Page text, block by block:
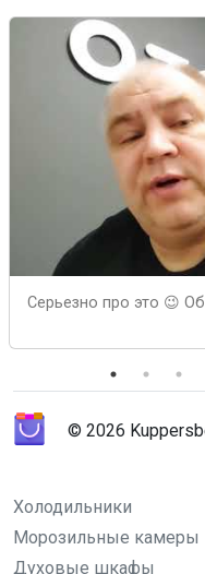
Серьезно про это 😉
© 2026
Холодильники
Морозильные камеры
Духовые шкафы